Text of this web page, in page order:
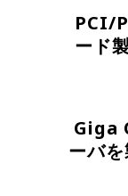
PCI/
ード
Giga
ーバ